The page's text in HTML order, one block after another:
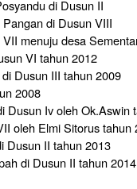
di Dusun II
di Dusun VIII
menuju desa
VI tahun 2012
Dusun III tahun 2009
2008
Dusun Iv oleh Ok.Aswin
oleh Elmi Sitorus tahun
Dusun II tahun 2013
di Dusun II tahun 2014